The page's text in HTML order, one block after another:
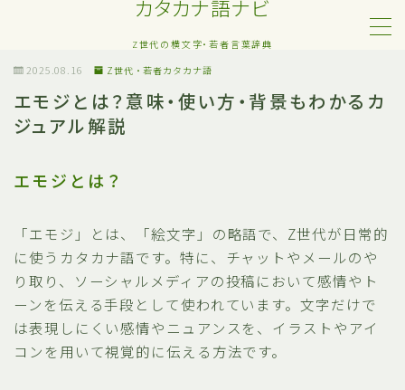
カタカナ語ナビ
Z世代の横文字・若者言葉辞典
MENU
Z世代・若者カタカナ語
ネット・SNS用語
日常でよく聞く流行語
略語・造語
2025.08.16 Z世代・若者カタカナ語
エモジとは？意味・使い方・背景もわかるカ
ジュアル解説
エモジとは？
「エモジ」とは、「絵文字」の略語で、Z世代が日常的
に使うカタカナ語です。特に、チャットやメールのや
り取り、ソーシャルメディアの投稿において感情やト
ーンを伝える手段として使われています。文字だけで
は表現しにくい感情やニュアンスを、イラストやアイ
コンを用いて視覚的に伝える方法です。